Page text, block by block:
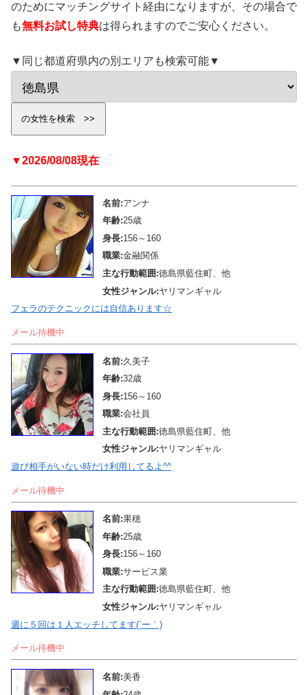
のためにマッチングサイト経由になりますが、その場合で
も無料お試し特典は得られますのでご安心ください。
▼同じ都道府県内の別エリアも検索可能▼
▼2026/08/08現在
名前:アンナ
年齢:25歳
身長:156～160
職業:金融関係
主な行動範囲:徳島県藍住町、他
女性ジャンル:ヤリマンギャル
フェラのテクニックには自信あります☆
メール待機中
名前:久美子
年齢:32歳
身長:156～160
職業:会社員
主な行動範囲:徳島県藍住町、他
女性ジャンル:ヤリマンギャル
遊び相手がいない時だけ利用してるよ^^
メール待機中
名前:果穂
年齢:25歳
身長:156～160
職業:サービス業
主な行動範囲:徳島県藍住町、他
女性ジャンル:ヤリマンギャル
週に５回は１人エッチしてます(´ー｀)
メール待機中
名前:美香